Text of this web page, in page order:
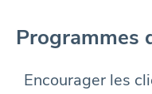
Programmes
Encourager les